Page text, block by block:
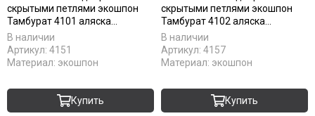
скрытыми петлями экошпон
Тамбурат 4101 аляска
алюминиевая кромка матовая
глухая
В наличии
Артикул: 4151
Материал: экошпон
Купить
скрытыми петлями экошпон
Тамбурат 4102 аляска
алюминиевая кромка матовая
глухая
В наличии
Артикул: 4157
Материал: экошпон
Купить